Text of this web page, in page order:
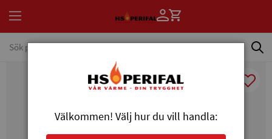
Välkommen! Välj hur du vill handla: